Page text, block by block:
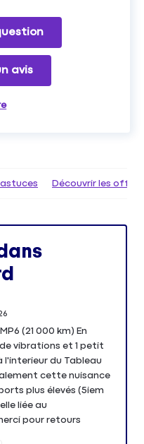
avis
astuces Découvrir les
(21 000 km) En
vibrations et 1 petit
l'interieur du Tableau
cette nuisance
plus élevés (5iem
liée au
pour retours